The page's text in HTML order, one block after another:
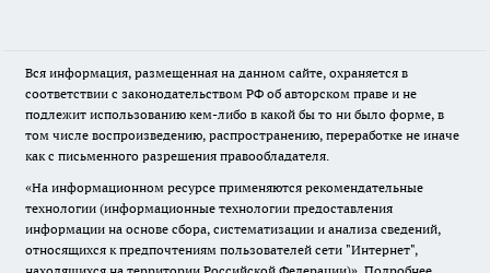
Вся информация, размещенная на данном сайте, охраняется в
соответствии с законодательством РФ об авторском праве и не
подлежит использованию кем-либо в какой бы то ни было форме, в
том числе воспроизведению, распространению, переработке не иначе
как с письменного разрешения правообладателя.
«На информационном ресурсе применяются рекомендательные
технологии (информационные технологии предоставления
информации на основе сбора, систематизации и анализа сведений,
относящихся к предпочтениям пользователей сети "Интернет",